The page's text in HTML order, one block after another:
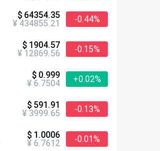
$ 64354.35
¥ 434855.21
-0.44%
$ 1904.57
¥ 12869.56
-0.15%
$ 0.999
¥ 6.7504
+0.02%
$ 591.91
¥ 3999.65
-0.13%
$ 1.0006
¥ 6.7612
-0.01%